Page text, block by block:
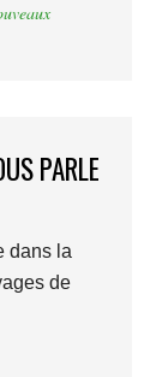
PARLE
dans la
de